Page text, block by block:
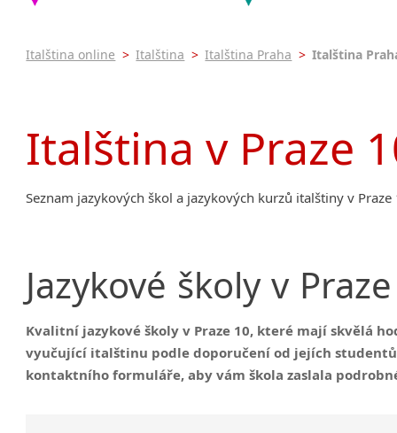
Praha 9
Brno
Ostrava
Hradec Králové
malá města podle abecedy
Brandýs nad Labem-Stará Boleslav
Dačice
Most
Příbram
Italština online > Italština > Italština Praha > Italština
Italština v Praze
Seznam jazykových škol a jazykových kurzů italštiny v
Jazykové školy v Praze
Kvalitní jazykové školy v Praze 10, které mají skvělá
vyučující italštinu podle doporučení od jejích
kontaktního formuláře, aby vám škola zaslala